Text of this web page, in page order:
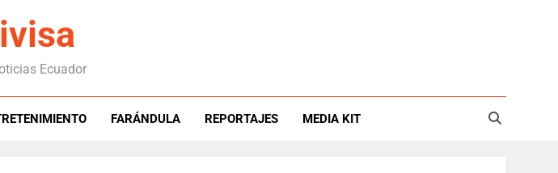
Ecuador
FARÁNDULA REPORTAJES MEDIA KIT